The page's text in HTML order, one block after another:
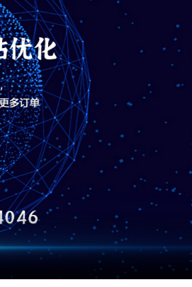
【盘锦SEO网站推广】有技术，能赚